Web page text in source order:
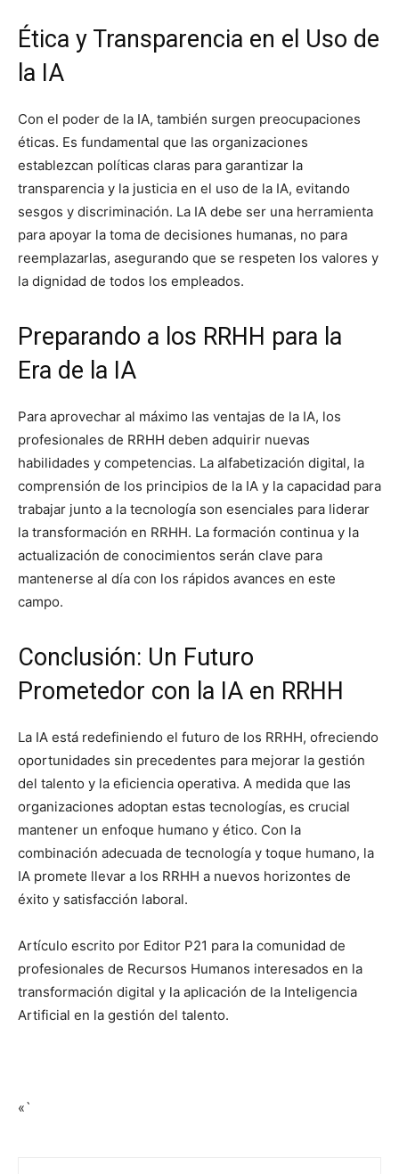
Ética y Transparencia en el Uso de
la IA
Con el poder de la IA, también surgen preocupaciones
éticas. Es fundamental que las organizaciones
establezcan políticas claras para garantizar la
transparencia y la justicia en el uso de la IA, evitando
sesgos y discriminación. La IA debe ser una herramienta
para apoyar la toma de decisiones humanas, no para
reemplazarlas, asegurando que se respeten los valores y
la dignidad de todos los empleados.
Preparando a los RRHH para la
Era de la IA
Para aprovechar al máximo las ventajas de la IA, los
profesionales de RRHH deben adquirir nuevas
habilidades y competencias. La alfabetización digital, la
comprensión de los principios de la IA y la capacidad para
trabajar junto a la tecnología son esenciales para liderar
la transformación en RRHH. La formación continua y la
actualización de conocimientos serán clave para
mantenerse al día con los rápidos avances en este
campo.
Conclusión: Un Futuro
Prometedor con la IA en RRHH
La IA está redefiniendo el futuro de los RRHH, ofreciendo
oportunidades sin precedentes para mejorar la gestión
del talento y la eficiencia operativa. A medida que las
organizaciones adoptan estas tecnologías, es crucial
mantener un enfoque humano y ético. Con la
combinación adecuada de tecnología y toque humano, la
IA promete llevar a los RRHH a nuevos horizontes de
éxito y satisfacción laboral.
Artículo escrito por Editor P21 para la comunidad de
profesionales de Recursos Humanos interesados en la
transformación digital y la aplicación de la Inteligencia
Artificial en la gestión del talento.
«`